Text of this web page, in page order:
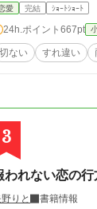
愛 完結 ｼｮｰﾄｼｮｰﾄ
24h.ポイント 667pt
切ない すれ違い
3
われない恋の
りと
書籍情報